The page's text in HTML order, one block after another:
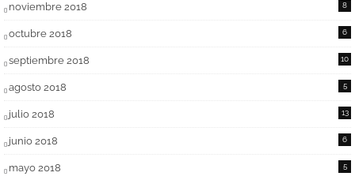
noviembre 2018 8
octubre 2018 6
septiembre 2018 10
agosto 2018 5
julio 2018 13
junio 2018 6
mayo 2018 5